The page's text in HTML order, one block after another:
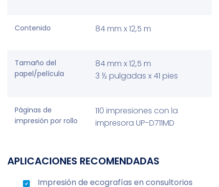
Contenido 84 mm x 12,5 m
Tamaño del
papel/película
84 mm x 12,5 m
3 ½ pulgadas x 41 pies
Páginas de
impresión por rollo
110 impresiones con la
impresora UP-D711MD
APLICACIONES RECOMENDADAS
Impresión de ecografías en consultorios